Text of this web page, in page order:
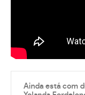
Ainda está com